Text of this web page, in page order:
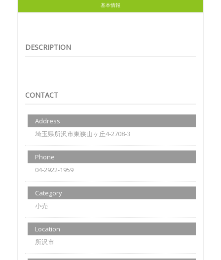
基本情報
DESCRIPTION
CONTACT
Address
埼玉県所沢市東狭山ヶ丘4-2708-3
Phone
04-2922-1959
Category
小売
Location
所沢市